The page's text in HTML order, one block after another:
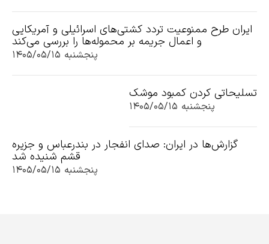
ایران طرح ممنوعیت تردد کشتی‌های اسرائیلی و آمریکایی
و اعمال جریمه بر محموله‌ها را بررسی می‌کند
پنجشنبه ۱۴۰۵/۰۵/۱۵
تسلیحاتی کردن کمبود موشک
پنجشنبه ۱۴۰۵/۰۵/۱۵
گزارش‌ها در ایران: صدای انفجار در بندرعباس و جزیره
قشم شنیده شد
پنجشنبه ۱۴۰۵/۰۵/۱۵